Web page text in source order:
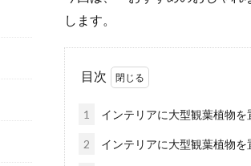
します。
目次
1 インテリアに大型観葉植物
2 インテリアに大型観葉植物